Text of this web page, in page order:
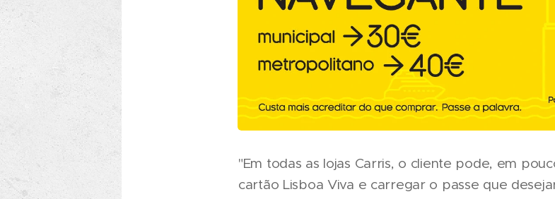
"Em todas as lojas Carris, o cliente pode, em
cartão Lisboa Viva e carregar o passe que